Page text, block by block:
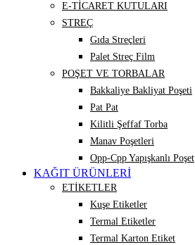
E-TİCARET KUTULARI
STREÇ
Gıda Streçleri
Palet Streç Film
POŞET VE TORBALAR
Bakkaliye Bakliyat Poşeti
Pat Pat
Kilitli Şeffaf Torba
Manav Poşetleri
Opp-Cpp Yapışkanlı Poşet
KAĞIT ÜRÜNLERİ
ETİKETLER
Kuşe Etiketler
Termal Etiketler
Termal Karton Etiket